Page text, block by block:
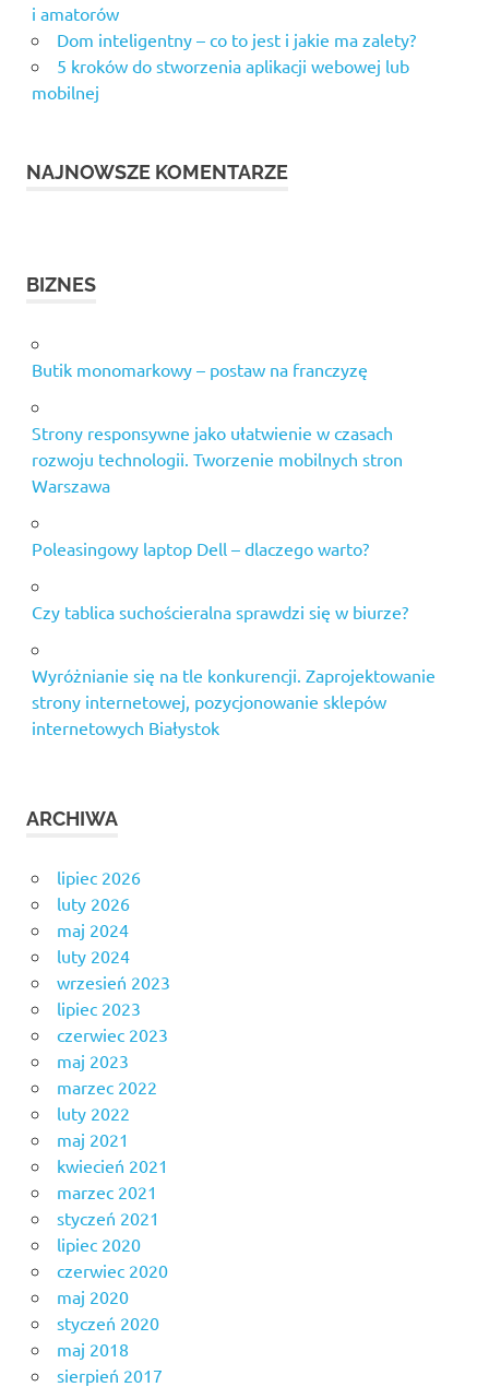
i amatorów
Dom inteligentny – co to jest i jakie ma zalety?
5 kroków do stworzenia aplikacji webowej lub
mobilnej
NAJNOWSZE KOMENTARZE
BIZNES
Butik monomarkowy – postaw na franczyzę
Strony responsywne jako ułatwienie w czasach
rozwoju technologii. Tworzenie mobilnych stron
Warszawa
Poleasingowy laptop Dell – dlaczego warto?
Czy tablica suchościeralna sprawdzi się w biurze?
Wyróżnianie się na tle konkurencji. Zaprojektowanie
strony internetowej, pozycjonowanie sklepów
internetowych Białystok
ARCHIWA
lipiec 2026
luty 2026
maj 2024
luty 2024
wrzesień 2023
lipiec 2023
czerwiec 2023
maj 2023
marzec 2022
luty 2022
maj 2021
kwiecień 2021
marzec 2021
styczeń 2021
lipiec 2020
czerwiec 2020
maj 2020
styczeń 2020
maj 2018
sierpień 2017